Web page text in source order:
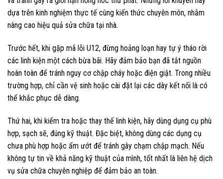
dựa trên kinh nghiệm thực tế cùng kiến thức chuyên môn, nhằm
nâng cao hiệu quả sửa chữa tại nhà.
Trước hết, khi gặp mã lỗi U12, đừng hoảng loạn hay tự ý tháo rời
các linh kiện một cách bừa bãi. Hãy đảm bảo bạn đã tắt nguồn
hoàn toàn để tránh nguy cơ chập cháy hoặc điện giật. Trong nhiều
trường hợp, chỉ cần vệ sinh hoặc cài đặt lại các dây kết nối là có
thể khắc phục dễ dàng.
Thứ hai, khi kiểm tra hoặc thay thế linh kiện, hãy dùng dụng cụ phù
hợp, sạch sẽ, đúng kỹ thuật. Đặc biệt, không dùng các dụng cụ
chưa phù hợp hoặc ẩm ướt để tránh gây chạm chập mạch. Nếu
không tự tin về khả năng kỹ thuật của mình, tốt nhất là liên hệ dịch
vụ sửa chữa chuyên nghiệp để đảm bảo an toàn.